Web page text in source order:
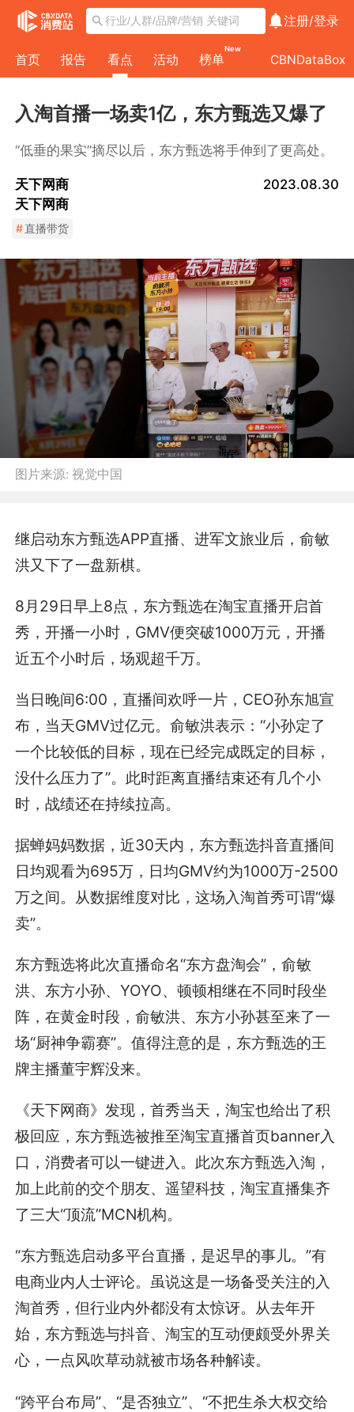
注册/登录
首页 报告 看点 活动 榜单
New
CBNDataBox
入淘首播一场卖1亿，东方甄选又爆了
“低垂的果实”摘尽以后，东方甄选将手伸到了更高处。
天下网商
天下网商
2023.08.30
#直播带货
图片来源:视觉中国
继启动东方甄选APP直播、进军文旅业后，俞敏
洪又下了一盘新棋。
8月29日早上8点，东方甄选在淘宝直播开启首
秀，开播一小时，GMV便突破1000万元，开播
近五个小时后，场观超千万。
当日晚间6:00，直播间欢呼一片，CEO孙东旭宣
布，当天GMV过亿元。俞敏洪表示：“小孙定了
一个比较低的目标，现在已经完成既定的目标，
没什么压力了”。此时距离直播结束还有几个小
时，战绩还在持续拉高。
据蝉妈妈数据，近30天内，东方甄选抖音直播间
日均观看为695万，日均GMV约为1000万-2500
万之间。从数据维度对比，这场入淘首秀可谓“爆
卖”。
东方甄选将此次直播命名“东方盘淘会”，俞敏
洪、东方小孙、YOYO、顿顿相继在不同时段坐
阵，在黄金时段，俞敏洪、东方小孙甚至来了一
场“厨神争霸赛”。值得注意的是，东方甄选的王
牌主播董宇辉没来。
《天下网商》发现，首秀当天，淘宝也给出了积
极回应，东方甄选被推至淘宝直播首页banner入
口，消费者可以一键进入。此次东方甄选入淘，
加上此前的交个朋友、遥望科技，淘宝直播集齐
了三大“顶流”MCN机构。
“东方甄选启动多平台直播，是迟早的事儿。”有
电商业内人士评论。虽说这是一场备受关注的入
淘首秀，但行业内外都没有太惊讶。从去年开
始，东方甄选与抖音、淘宝的互动便颇受外界关
心，一点风吹草动就被市场各种解读。
“跨平台布局”、“是否独立”、“不把生杀大权交给